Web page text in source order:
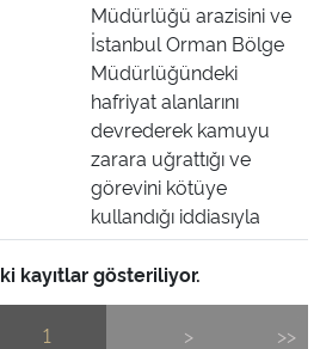
Müdürlüğü arazisini ve
İstanbul Orman Bölge
Müdürlüğündeki
hafriyat alanlarını
devrederek kamuyu
zarara uğrattığı ve
görevini kötüye
kullandığı iddiasıyla
kayıtlar gösteriliyor.
1 > >>